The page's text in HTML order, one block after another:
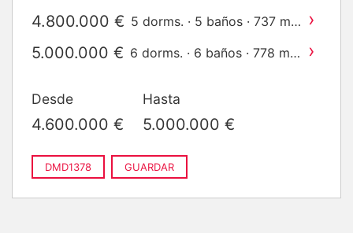
4.800.000 € 5 dorms. · 5 baños · 737 m ›
5.000.000 € 6 dorms. · 6 baños · 778 m ›
Desde
4.600.000 €
Hasta
5.000.000 €
DMD1378 GUARDAR